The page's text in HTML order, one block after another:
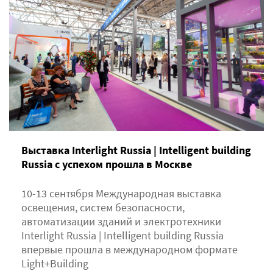
Выставка Interlight Russia | Intelligent building
Russia с успехом прошла в Москве
10-13 сентября Международная выставка
освещения, систем безопасности,
автоматизации зданий и электротехники
Interlight Russia | Intelligent building Russia
впервые прошла в международном формате
Light+Building